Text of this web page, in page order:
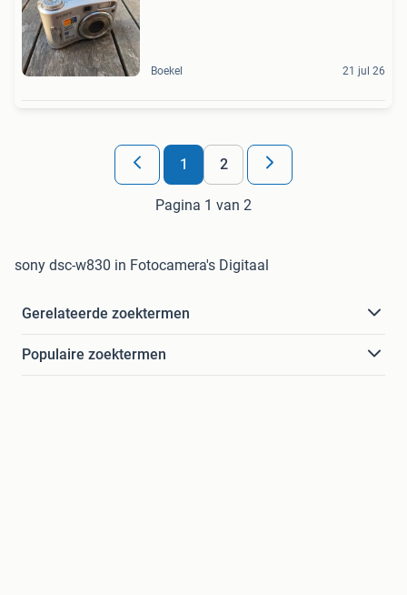
Boekel 21 jul 26
1 2
Pagina 1 van 2
sony dsc-w830 in Fotocamera's Digitaal
Gerelateerde zoektermen
Populaire zoektermen